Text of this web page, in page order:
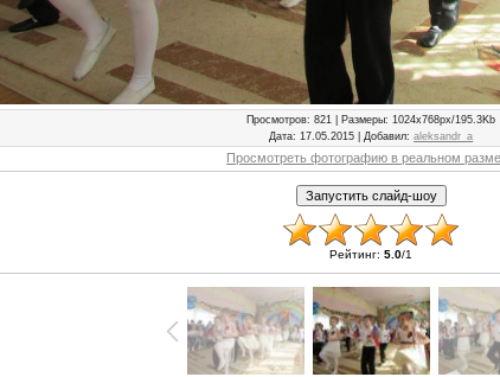
Просмотров: 821 | Размеры: 1024x768px/195.3Kb
Дата: 17.05.2015 | Добавил:aleksandr_a
Просмотреть фотографию в реальном
Рейтинг: 5.0/1